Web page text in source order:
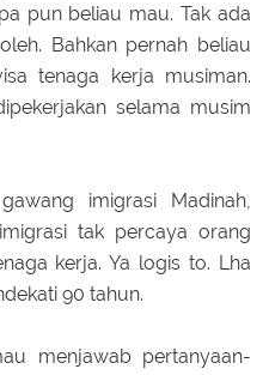
pun beliau mau. Tak ada
Bahkan pernah beliau
tenaga kerja musiman.
selama musim
imigrasi Madinah,
tak percaya orang
kerja. Ya logis to. Lha
90 tahun.
menjawab pertanyaan-